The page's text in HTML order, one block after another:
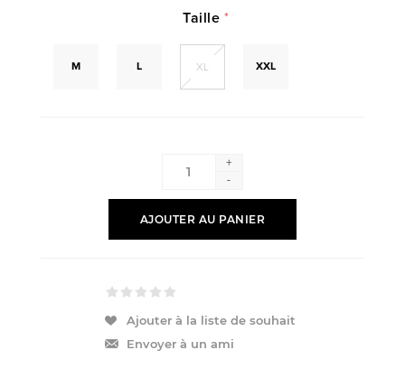
Taille *
M L XL XXL
+
-
AJOUTER AU PANIER
Ajouter à la liste de souhait
Envoyer à un ami